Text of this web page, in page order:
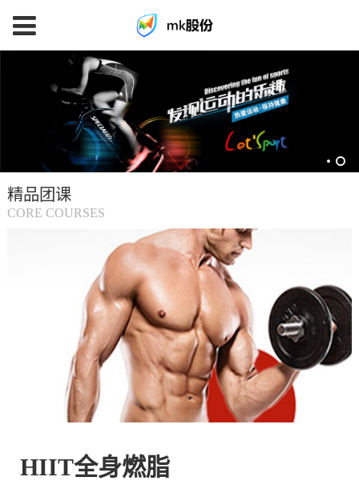
育
(中
有
精品团课
CORE COURSES
HIIT全身燃脂